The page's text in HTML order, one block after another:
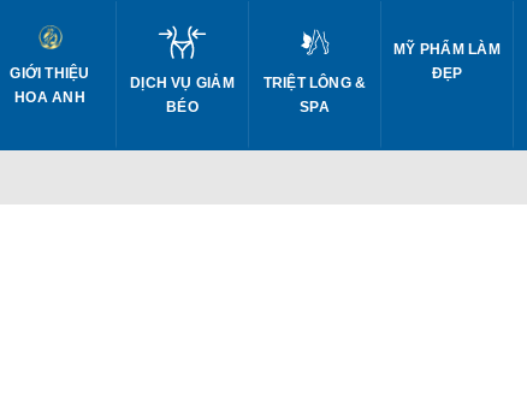
GIỚI THIỆU
HOA ANH
DỊCH VỤ GIẢM
BÉO
TRIỆT LÔNG &
SPA
MỸ PHẨM LÀM
ĐẸP